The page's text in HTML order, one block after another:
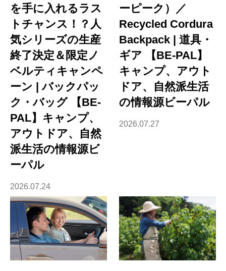
を手に入れるラス
トチャンス！？人
気シリーズの生産
終了決定＆限定ノ
ベルティキャンペ
ーン | バックパッ
ク・バッグ 【BE-
PAL】キャンプ、
アウトドア、自然
派生活の情報源ビ
ーパル
2026.07.24
ーピーク）／
Recycled Cordura
Backpack | 道具・
ギア 【BE-PAL】
キャンプ、アウト
ドア、自然派生活
の情報源ビーパル
2026.07.27